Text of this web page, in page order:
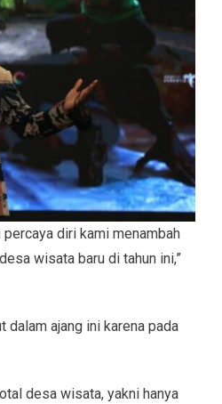
diri kami menambah
wisata baru di tahun ini,”
dalam ajang ini karena pada
desa wisata, yakni hanya